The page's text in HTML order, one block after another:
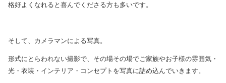
格好よくなれると喜んでくださる方も多いです。
そして、カメラマンによる写真。
形式にとらわれない撮影で、その場その場でご家族やお子様の雰囲気・
光・衣装・インテリア・コンセプトを写真に詰め込んでいきます。